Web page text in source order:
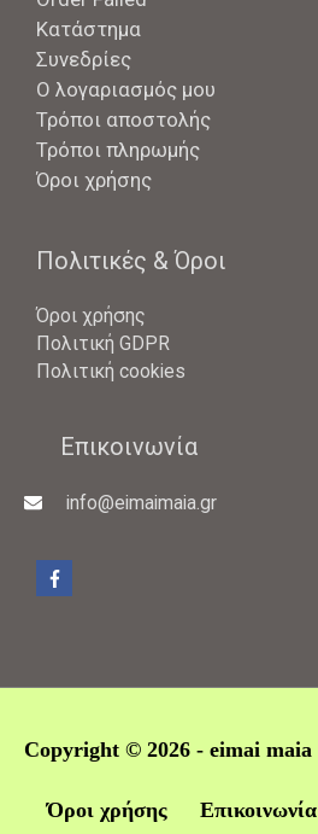
Κατάστημα
Συνεδρίες
Ο λογαριασμός μου
Τρόποι αποστολής
Τρόποι πληρωμής
Όροι χρήσης
Πολιτικές & Όροι
Όροι χρήσης
Πολιτική GDPR
Πολιτική cookies
Επικοινωνία
info@eimaimaia.gr
Copyright © 2026 - eimai maia
Όροι χρήσης Επικοινωνία